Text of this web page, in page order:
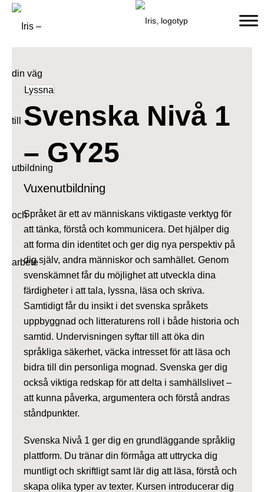
Lyssna
Svenska Nivå 1
– GY25
Vuxenutbildning
Språket är ett av människans viktigaste verktyg för
att tänka, förstå och kommunicera. Det hjälper dig
att forma din identitet och ger dig nya perspektiv på
dig själv, andra människor och samhället. Genom
svenskämnet får du möjlighet att utveckla dina
färdigheter i att tala, lyssna, läsa och skriva.
Samtidigt får du insikt i det svenska språkets
uppbyggnad och litteraturens roll i både historia och
samtid. Undervisningen syftar till att öka din
språkliga säkerhet, väcka intresset för att läsa och
bidra till din personliga mognad. Svenska ger dig
också viktiga redskap för att delta i samhällslivet –
att kunna påverka, argumentera och förstå andras
ståndpunkter.
Svenska Nivå 1 ger dig en grundläggande språklig
plattform. Du tränar din förmåga att uttrycka dig
muntligt och skriftligt samt lär dig att läsa, förstå och
skapa olika typer av texter. Kursen introducerar dig